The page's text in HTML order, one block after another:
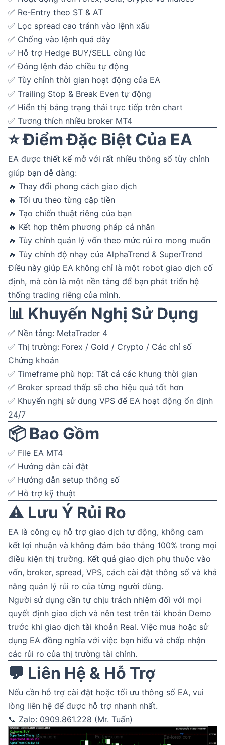
✅ Re-Entry theo ST & AT
✅ Lọc spread cao tránh vào lệnh xấu
✅ Chống vào lệnh quá dày
✅ Hỗ trợ Hedge BUY/SELL cùng lúc
✅ Đóng lệnh đảo chiều tự động
✅ Tùy chỉnh thời gian hoạt động của EA
✅ Trailing Stop & Break Even tự động
✅ Hiển thị bảng trạng thái trực tiếp trên chart
✅ Tương thích nhiều broker MT4
⭐ Điểm Đặc Biệt Của EA
EA được thiết kế mở với rất nhiều thông số tùy chỉnh
giúp bạn dễ dàng:
🔥 Thay đổi phong cách giao dịch
🔥 Tối ưu theo từng cặp tiền
🔥 Tạo chiến thuật riêng của bạn
🔥 Kết hợp thêm phương pháp cá nhân
🔥 Tùy chỉnh quản lý vốn theo mức rủi ro mong muốn
🔥 Tùy chỉnh độ nhạy của AlphaTrend & SuperTrend
Điều này giúp EA không chỉ là một robot giao dịch cố
định, mà còn là một nền tảng để bạn phát triển hệ
thống trading riêng của mình.
📊 Khuyến Nghị Sử Dụng
✅ Nền tảng: MetaTrader 4
✅ Thị trường: Forex / Gold / Crypto / Các chỉ số
Chứng khoán
✅ Timeframe phù hợp: Tất cả các khung thời gian
✅ Broker spread thấp sẽ cho hiệu quả tốt hơn
✅ Khuyến nghị sử dụng VPS để EA hoạt động ổn định
24/7
📦 Bao Gồm
✅ File EA MT4
✅ Hướng dẫn cài đặt
✅ Hướng dẫn setup thông số
✅ Hỗ trợ kỹ thuật
⚠️ Lưu Ý Rủi Ro
EA là công cụ hỗ trợ giao dịch tự động, không cam
kết lợi nhuận và không đảm bảo thắng 100% trong mọi
điều kiện thị trường. Kết quả giao dịch phụ thuộc vào
vốn, broker, spread, VPS, cách cài đặt thông số và khả
năng quản lý rủi ro của từng người dùng.
Người sử dụng cần tự chịu trách nhiệm đối với mọi
quyết định giao dịch và nên test trên tài khoản Demo
trước khi giao dịch tài khoản Real. Việc mua hoặc sử
dụng EA đồng nghĩa với việc bạn hiểu và chấp nhận
các rủi ro của thị trường tài chính.
💬 Liên Hệ & Hỗ Trợ
Nếu cần hỗ trợ cài đặt hoặc tối ưu thông số EA, vui
lòng liên hệ để được hỗ trợ nhanh nhất.
📞 Zalo: 0909.861.228 (Mr. Tuấn)